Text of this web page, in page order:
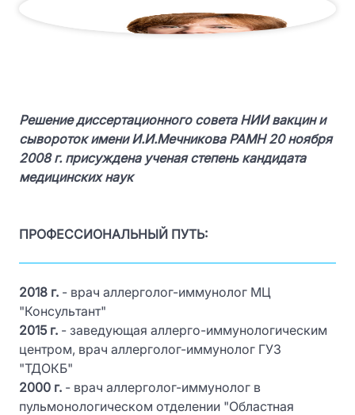
Решение диссертационного совета НИИ вакцин и
сывороток имени И.И.Мечникова РАМН 20 ноября
2008 г. присуждена ученая степень кандидата
медицинских наук
ПРОФЕССИОНАЛЬНЫЙ ПУТЬ:
2018 г. - врач аллерголог-иммунолог МЦ
"Консультант"
2015 г. - заведующая аллерго-иммунологическим
центром, врач аллерголог-иммунолог ГУЗ
"ТДОКБ"
2000 г. - врач аллерголог-иммунолог в
пульмонологическом отделении "Областная